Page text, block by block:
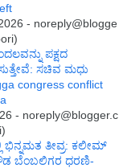
- noreply@blogge
ಪಕ್ಷದ
ಸಚಿವ ಮಧು
congress conflict
- noreply@blogger.c
ಭಿನ್ನಮತ ತೀವ್ರ: ಕಲೀಮ್
ಬೆಂಬಲಿಗರ ಧರಣಿ-